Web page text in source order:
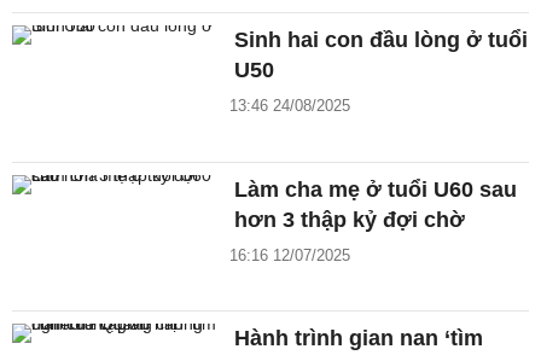
Sinh hai con đầu lòng ở tuổi
U50
13:46 24/08/2025
Làm cha mẹ ở tuổi U60 sau
hơn 3 thập kỷ đợi chờ
16:16 12/07/2025
Hành trình gian nan ‘tìm